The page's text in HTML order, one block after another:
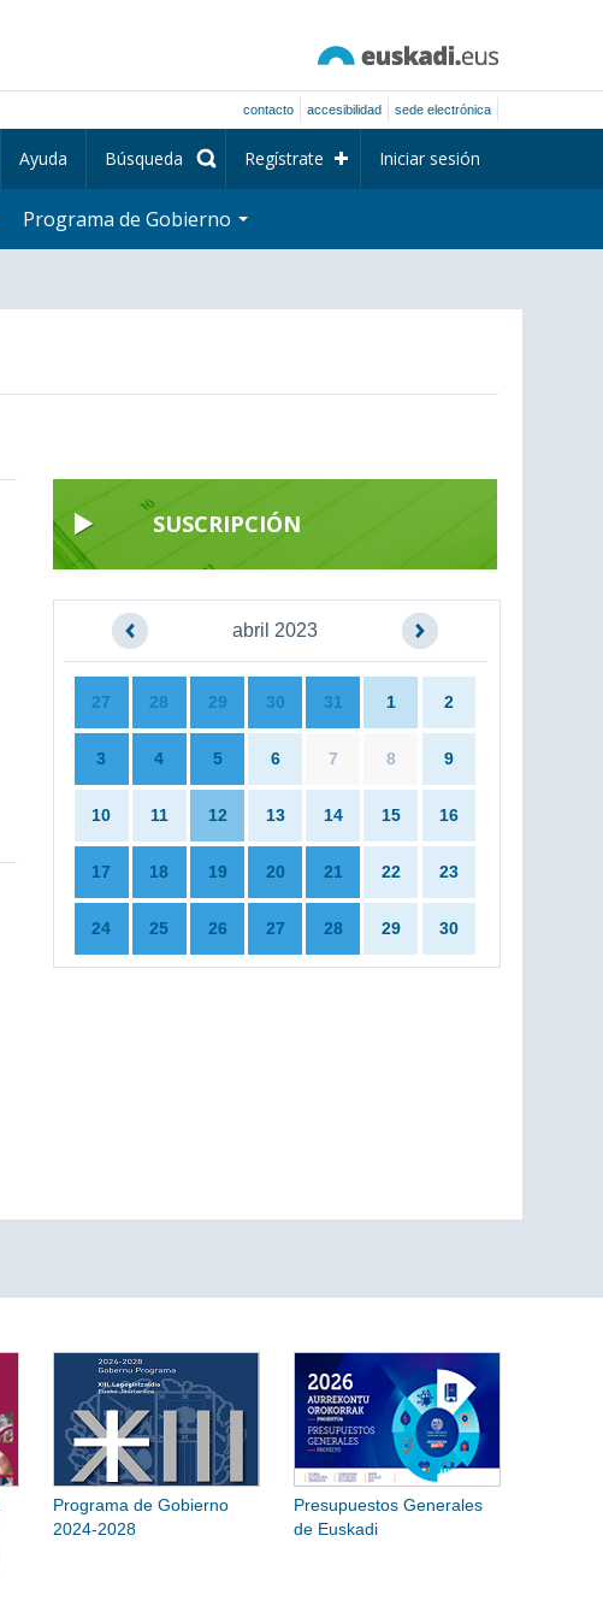
contacto accesibilidad sede electrónica
Ayuda Búsqueda Regístrate Iniciar sesión
Programa de Gobierno
SUSCRIPCIÓN
abril 2023
27 28 29 30 31 1 2
3 4 5 6 7 8 9
10 11 12 13 14 15 16
17 18 19 20 21 22 23
24 25 26 27 28 29 30
Programa de Gobierno
2024-2028
Presupuestos Generales
de Euskadi